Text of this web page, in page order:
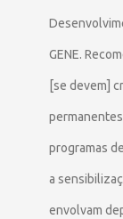
GENE.
[se devem]
programas
a
envolvam